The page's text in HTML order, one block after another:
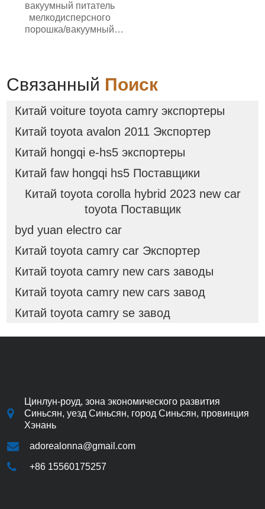
вакуумный питатель
мелкодисперсного
порошка/вакуумный
Связанный Поиск
Китай voiture toyota camry экспортеры
Китай toyota avalon 2011 Экспортер
Китай hongqi e-hs5 экспортеры
Китай faw hongqi hs5 Поставщики
Китай toyota corolla hybrid 2023 new car
toyota Поставщик
byd yuan electro car
Китай toyota camry car Экспортер
Китай toyota camry new cars заводы
Китай toyota camry new cars завод
Китай toyota camry se завод
Цинлун-роуд, зона экономического развития
Синьсян, уезд Синьсян, город Синьсян, провинция
Хэнань
adorealonna@gmail.com
+86 15560175257